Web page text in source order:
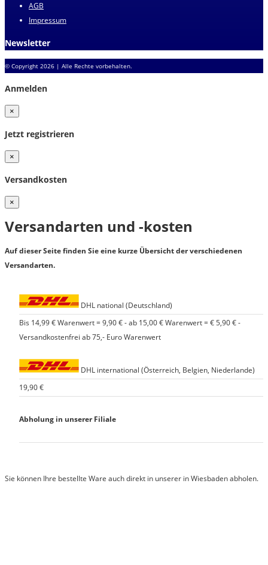
AGB
Impressum
Newsletter
© Copyright 2026 | Alle Rechte vorbehalten.
Anmelden
×
Jetzt registrieren
×
Versandkosten
×
Versandarten und -kosten
Auf dieser Seite finden Sie eine kurze Übersicht der verschiedenen
Versandarten.
DHL national (Deutschland)
Bis 14,99 € Warenwert = 9,90 € - ab 15,00 € Warenwert = € 5,90 € -
Versandkostenfrei ab 75,- Euro Warenwert
DHL international (Österreich, Belgien, Niederlande)
19,90 €
Abholung in unserer Filiale
Sie können Ihre bestellte Ware auch direkt in unserer in Wiesbaden abholen.